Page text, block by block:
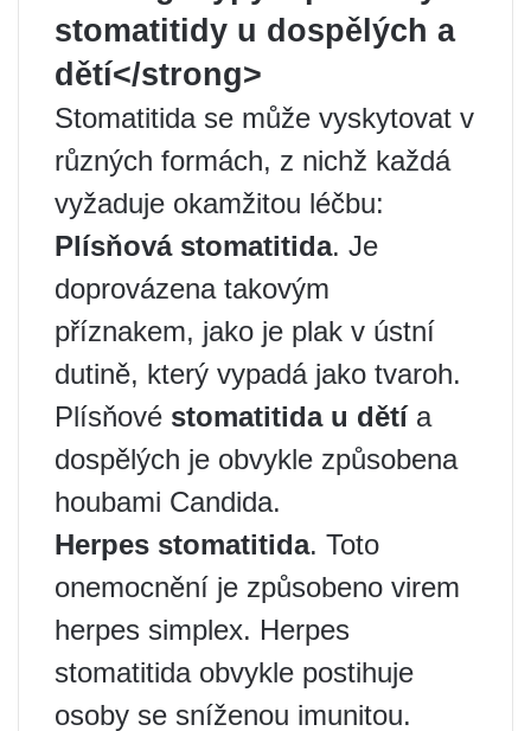
stomatitidy u dospělých a
dětí</strong>
Stomatitida se může vyskytovat v
různých formách, z nichž každá
vyžaduje okamžitou léčbu:
Plísňová stomatitida. Je
doprovázena takovým
příznakem, jako je plak v ústní
dutině, který vypadá jako tvaroh.
Plísňové stomatitida u dětía
dospělých je obvykle způsobena
houbami Candida.
Herpes stomatitida. Toto
onemocnění je způsobeno virem
herpes simplex. Herpes
stomatitida obvykle postihuje
osoby se sníženou imunitou.